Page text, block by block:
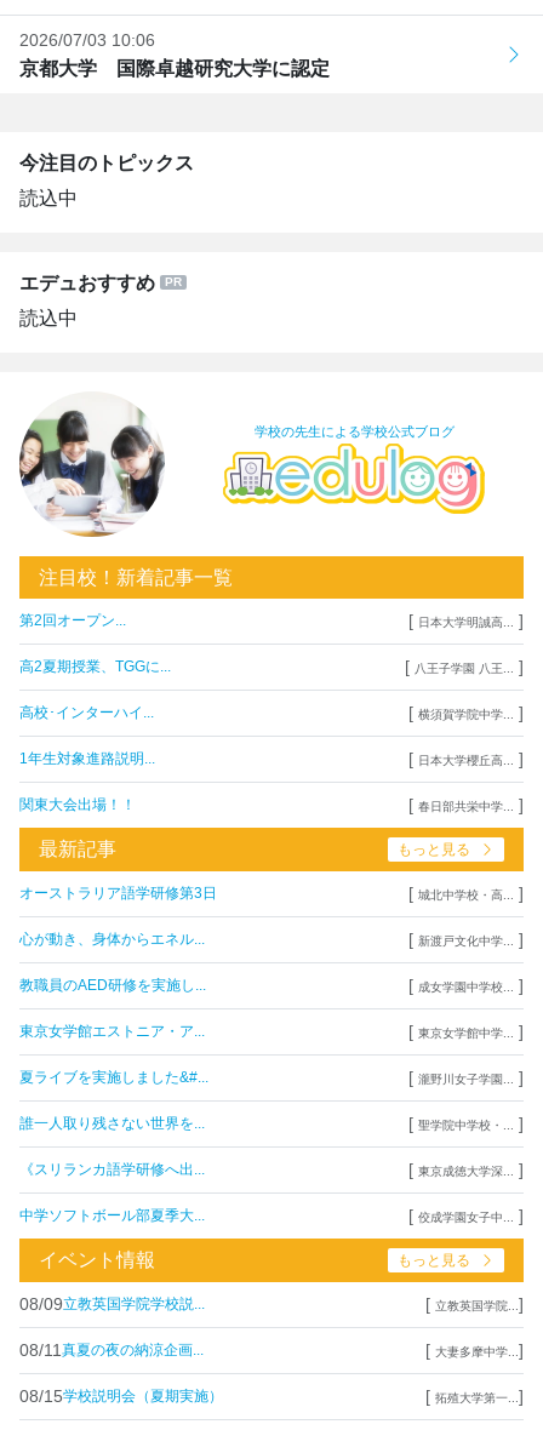
2026/07/03 10:06
京都大学 国際卓越研究大学に認定
今注目のトピックス
読込中
エデュおすすめ
読込中
学校の先生による学校公式ブログ
注目校！新着記事一覧
第2回オープン... [ 日本大学明誠高... ]
高2夏期授業、TGGに... [ 八王子学園 八王... ]
高校･インターハイ... [ 横須賀学院中学... ]
1年生対象進路説明... [ 日本大学櫻丘高... ]
関東大会出場！！ [ 春日部共栄中学... ]
最新記事 もっと見る
オーストラリア語学研修第3日 [ 城北中学校・高... ]
心が動き、身体からエネル... [ 新渡戸文化中学... ]
教職員のAED研修を実施し... [ 成女学園中学校... ]
東京女学館エストニア・ア... [ 東京女学館中学... ]
夏ライブを実施しました&#... [ 瀧野川女子学園... ]
誰一人取り残さない世界を... [ 聖学院中学校・... ]
《スリランカ語学研修へ出... [ 東京成徳大学深... ]
中学ソフトボール部夏季大... [ 佼成学園女子中... ]
イベント情報 もっと見る
08/09立教英国学院学校説... [ 立教英国学院... ]
08/11 真夏の夜の納涼企画... [ 大妻多摩中学... ]
08/15学校説明会（夏期実施） [ 拓殖大学第一... ]